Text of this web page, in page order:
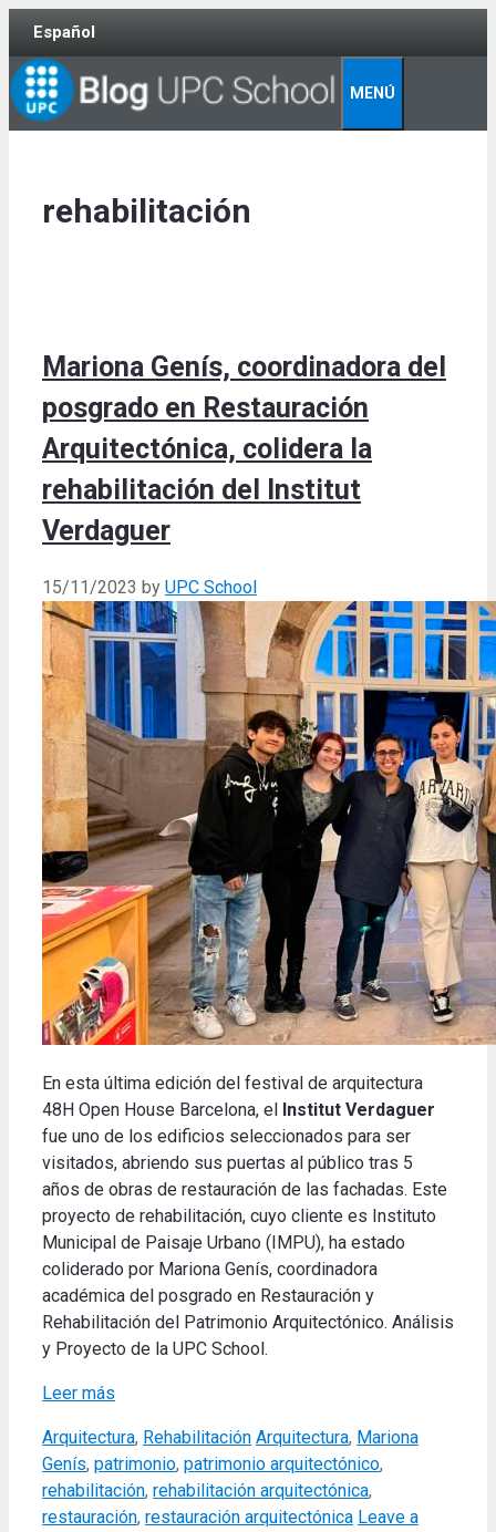
Skip
content
Español
MENÚ
rehabilitación
Mariona Genís, coordinadora del
posgrado en Restauración
Arquitectónica, colidera la
rehabilitación del Institut
Verdaguer
15/11/2023 by UPC School
En esta última edición del festival de arquitectura
48H Open House Barcelona, el
Institut Verdaguer
fue uno de los edificios seleccionados para ser
visitados, abriendo sus puertas al público tras 5
años de obras de restauración de las fachadas. Este
proyecto de rehabilitación, cuyo cliente es Instituto
Municipal de Paisaje Urbano (IMPU), ha estado
coliderado por Mariona Genís, coordinadora
académica del posgrado en Restauración y
Rehabilitación del Patrimonio Arquitectónico. Análisis
y Proyecto de la UPC School.
Leer más
Categories
Arquitectura, Rehabilitación Tags
Arquitectura, Mariona
Genís, patrimonio, patrimonio arquitectónico,
rehabilitación, rehabilitación arquitectónica,
restauración, restauración arquitectónica Leave a